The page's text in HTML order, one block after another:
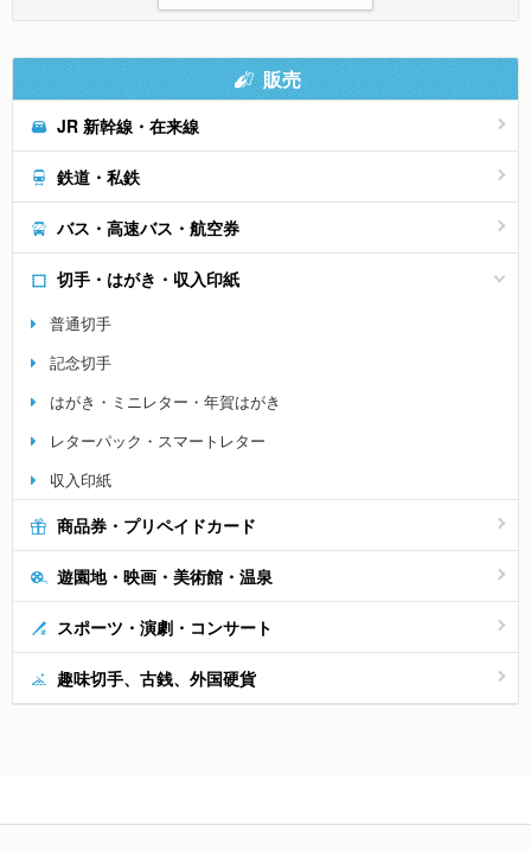
販売
JR 新幹線・在来線
鉄道・私鉄
バス・高速バス・航空券
切手・はがき・収入印紙
普通切手
記念切手
はがき・ミニレター・年賀はがき
レターパック・スマートレター
収入印紙
商品券・プリペイドカード
遊園地・映画・美術館・温泉
スポーツ・演劇・コンサート
趣味切手、古銭、外国硬貨